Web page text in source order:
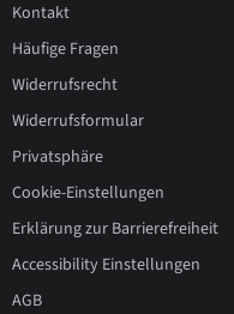
Kontakt
Häufige Fragen
Widerrufsrecht
Widerrufsformular
Privatsphäre
Cookie-Einstellungen
Erklärung zur Barrierefreiheit
Accessibility Einstellungen
AGB